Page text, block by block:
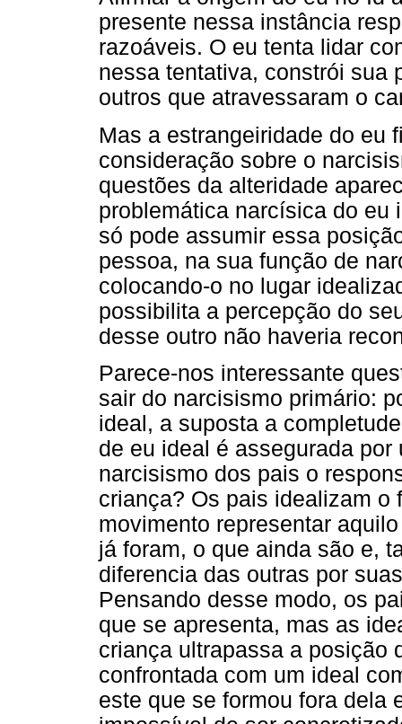
presente nessa instância
razoáveis. O eu tenta lidar
nessa tentativa, constrói sua
outros que atravessaram o
Mas a estrangeiridade do eu
consideração sobre o
questões da alteridade
problemática narcísica do eu
só pode assumir essa
pessoa, na sua função de
colocando-o no lugar
possibilita a percepção do
desse outro não haveria
Parece-nos interessante
sair do narcisismo primário:
ideal, a suposta a
de eu ideal é assegurada
narcisismo dos pais o
criança? Os pais idealizam o
movimento representar
já foram, o que ainda são e,
diferencia das outras por
Pensando desse modo, os
que se apresenta, mas as
criança ultrapassa a posição
confrontada com um ideal
este que se formou fora dela